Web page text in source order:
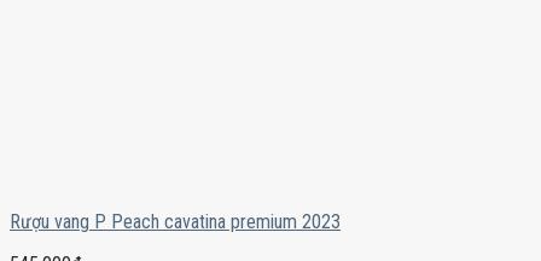
Rượu vang P Peach cavatina premium 2023